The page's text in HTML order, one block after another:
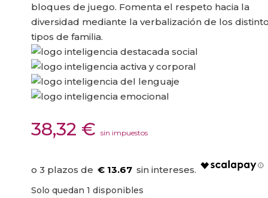
bloques de juego. Fomenta el respeto hacia la
diversidad mediante la verbalización de los
tipos de familia.
38,32 € sin impuestos
€ 13.67
Solo quedan 1 disponibles